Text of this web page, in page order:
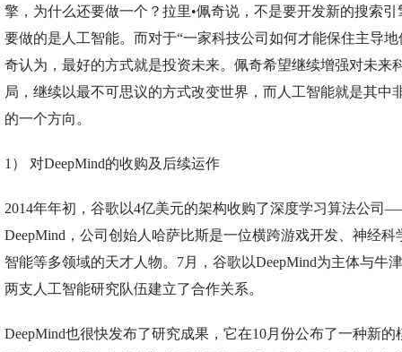
擎，为什么还要做一个？拉里•佩奇说，不是要开发新的搜索引
要做的是人工智能。而对于“一家科技公司如何才能保住主导地
奇认为，最好的方式就是投资未来。佩奇希望继续增强对未来
局，继续以最不可思议的方式改变世界，而人工智能就是其中
的一个方向。
1） 对DeepMind的收购及后续运作
2014年年初，谷歌以4亿美元的架构收购了深度学习算法公司
DeepMind，公司创始人哈萨比斯是一位横跨游戏开发、神经科
智能等多领域的天才人物。7月，谷歌以DeepMind为主体与牛
两支人工智能研究队伍建立了合作关系。
DeepMind也很快发布了研究成果，它在10月份公布了一种新的